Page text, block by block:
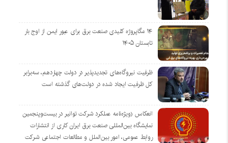
۱۴ مگاپروژه‌ کلیدی صنعت برق برای عبور ایمن از اوج بار
تابستان ۱۴۰۵
ظرفیت نیروگاه‌های تجدیدپذیر در دولت چهاردهم، سه‌برابر
کل ظرفیت ایجاد شده در دولت‌های گذشته است
انعکاس (ویژه‌نامه عملکرد شرکت توانیر در بیست‌وپنجمین
نمایشگاه بین‌المللی صنعت برق ایران کاری از انتشارات
روابط عمومی، امور بین‌الملل و مطالعات اجتماعی شرکت